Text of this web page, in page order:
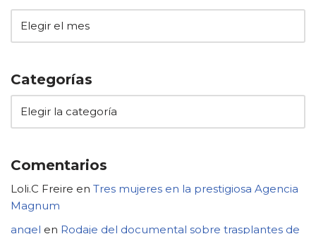
Categorías
Comentarios
Loli.C Freire en Tres mujeres en la prestigiosa Agencia
Magnum
angel en Rodaje del documental sobre trasplantes de